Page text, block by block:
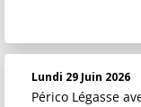
Lundi 29 Juin 2026
Périco Légasse